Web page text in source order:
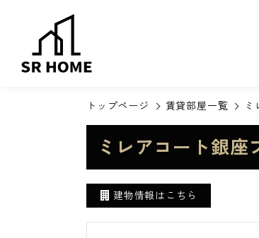
トップページ 賃貸部屋一覧
ミレアコート銀座
建物情報はこちら